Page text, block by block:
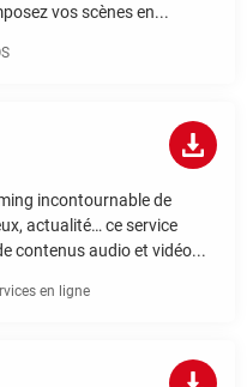
vos scènes en...
incontournable de
actualité… ce service
contenus audio et vidéo...
en ligne